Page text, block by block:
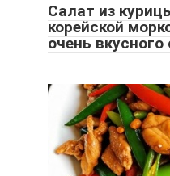
Салат из
корейской
очень